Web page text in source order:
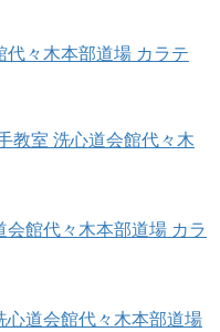
々木本部道場 カラテ
教室 洗心道会館代々木
館代々木本部道場 カラ
心道会館代々木本部道場